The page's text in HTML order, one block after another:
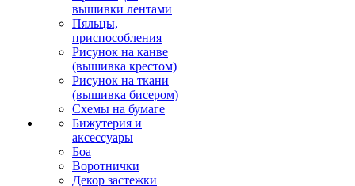
вышивки лентами
Пяльцы,
приспособления
Рисунок на канве
(вышивка крестом)
Рисунок на ткани
(вышивка бисером)
Схемы на бумаге
Бижутерия и
аксессуары
Боа
Воротнички
Декор застежки